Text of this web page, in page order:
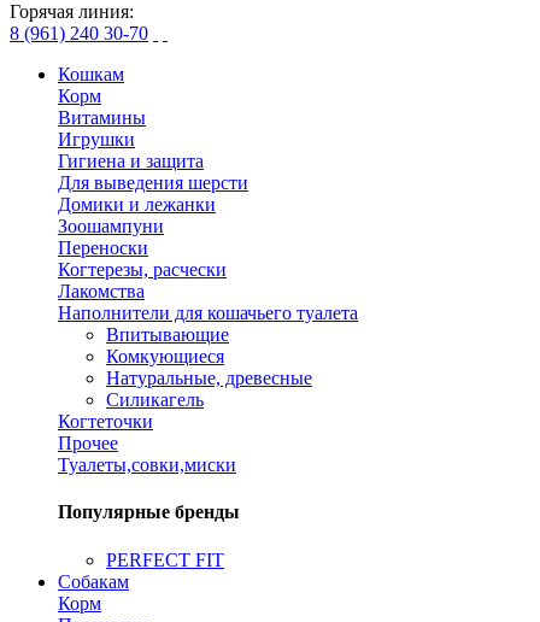
Горячая линия:
8 (961) 240 30-70
Кошкам
Корм
Витамины
Игрушки
Гигиена и защита
Для выведения шерсти
Домики и лежанки
Зоошампуни
Переноски
Когтерезы, расчески
Лакомства
Наполнители для кошачьего туалета
Впитывающие
Комкующиеся
Натуральные, древесные
Силикагель
Когтеточки
Прочее
Туалеты,совки,миски
Популярные бренды
PERFECT FIT
Собакам
Корм